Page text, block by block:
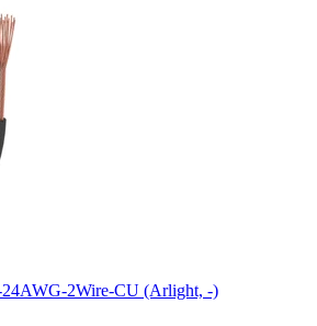
2Wire-CU (Arlight, -)